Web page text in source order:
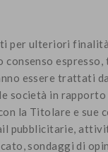
per ulteriori finalità
consenso
essere trattati
società in
la Titolare e sue
pubblicitarie,
sondaggi di